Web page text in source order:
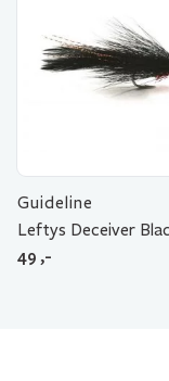
Guideline
Leftys Deceiver
49 ,-